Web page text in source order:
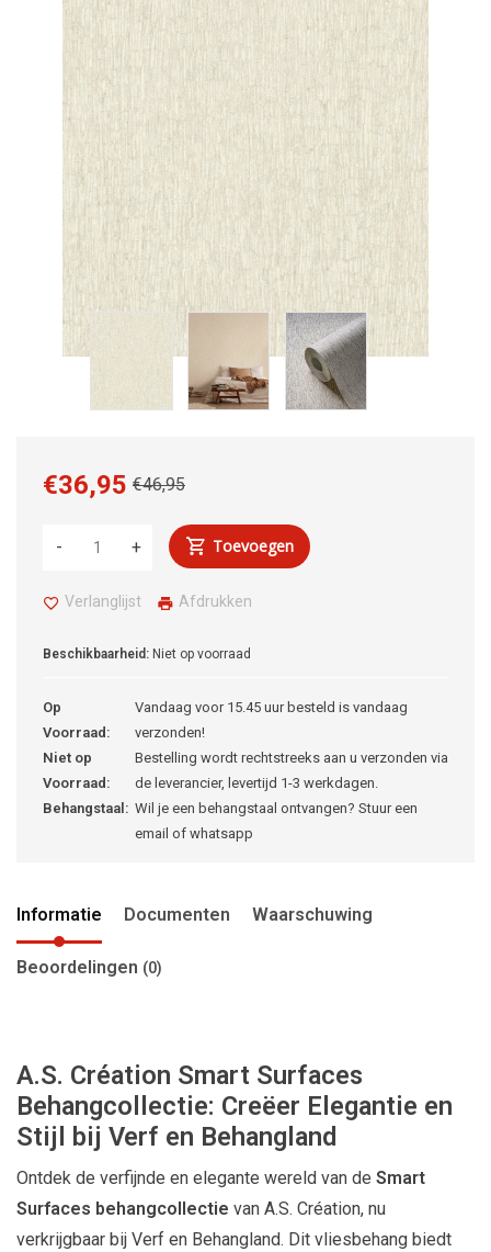
€46,95
€36,95
+
- Toevoegen
Verlanglijst Afdrukken
Beschikbaarheid: Niet op voorraad
Op
Voorraad:
Vandaag voor 15.45 uur besteld is vandaag
verzonden!
Niet op
Voorraad:
Bestelling wordt rechtstreeks aan u verzonden via
de leverancier, levertijd 1-3 werkdagen.
Behangstaal: Wil je een behangstaal ontvangen? Stuur een
email of whatsapp
Informatie Documenten Waarschuwing
Beoordelingen (0)
A.S. Création Smart Surfaces
Behangcollectie: Creëer Elegantie en
Stijl bij Verf en Behangland
Ontdek de verfijnde en elegante wereld van de Smart
Surfaces behangcollectie van A.S. Création, nu
verkrijgbaar bij Verf en Behangland. Dit vliesbehang biedt